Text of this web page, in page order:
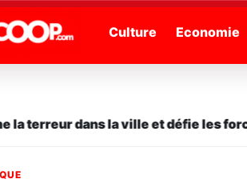
Culture Economie
dans la ville et défie les forces